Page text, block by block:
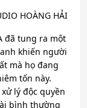
HOÀNG HẢI
đã tung ra một
khiến người
mà họ đang
tốn này.
lý độc quyền
bình thường